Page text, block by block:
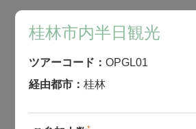
桂林市内半日観光
ツアーコード：OPGL01
経由都市：桂林